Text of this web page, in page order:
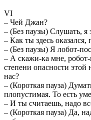
VI
– Чей Джан?
– (Без паузы) Слушать, я
– Как ты здесь оказался,
– (Без паузы) Я лобот-
– А скажи-ка мне,
степени опасности этой
нас?
– (Короткая пауза)
плопустимая. То есть
– И ты считаешь, надо
– (Короткая пауза) Да,